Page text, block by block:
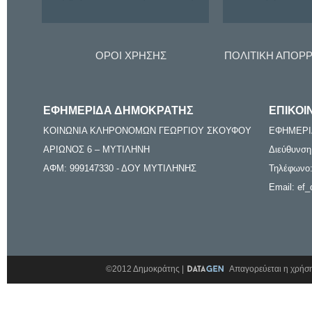
ΟΡΟΙ ΧΡΗΣΗΣ ΠΟΛΙΤΙΚΗ
ΕΦΗΜΕΡΙΔΑ ΔΗΜΟΚΡΑΤΗΣ
ΚΟΙΝΩΝΙΑ ΚΛΗΡΟΝΟΜΩΝ ΓΕΩΡΓΙΟΥ ΣΚΟΥΦΟΥ
ΑΡΙΩΝΟΣ 6 – ΜΥΤΙΛΗΝΗ
ΑΦΜ: 999147330 - ΔΟΥ ΜΥΤΙΛΗΝΗΣ
Email:
©2012 Δημοκράτης | Απαγορεύεται η